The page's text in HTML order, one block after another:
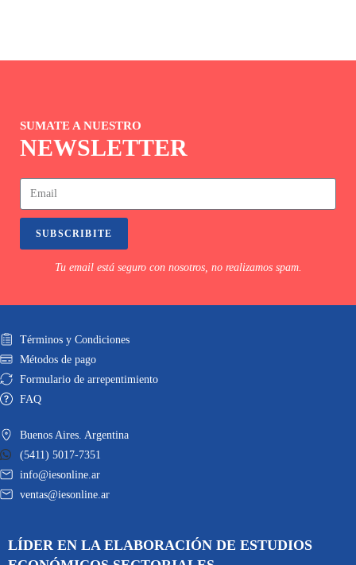
SUMATE A NUESTRO
NEWSLETTER
SUBSCRIBITE
Tu email está seguro con nosotros, no realizamos spam.
Términos y Condiciones
Métodos de pago
Formulario de arrepentimiento
FAQ
Buenos Aires. Argentina
(5411) 5017-7351
info@iesonline.ar
ventas@iesonline.ar
LÍDER EN LA ELABORACIÓN DE ESTUDIOS